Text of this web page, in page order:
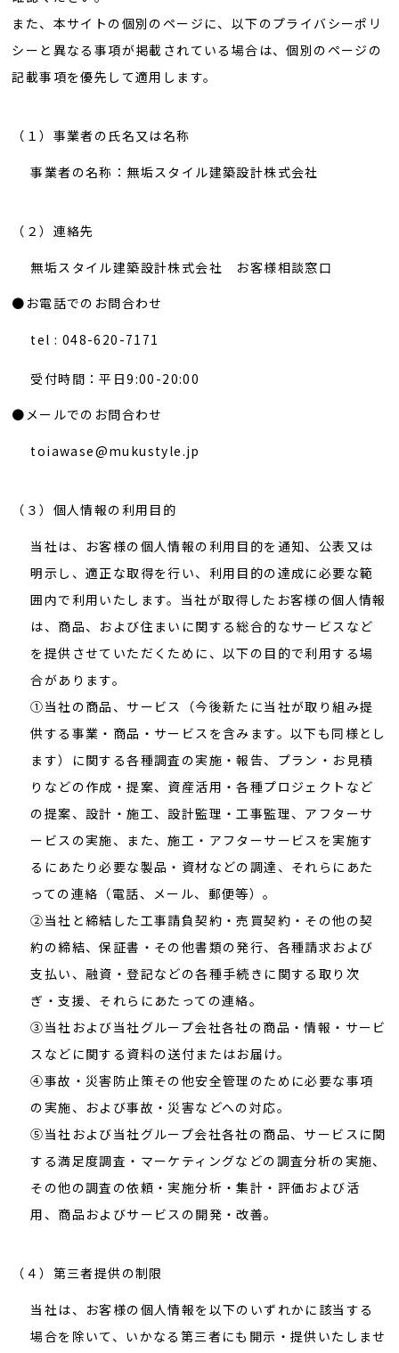
また、本サイトの個別のページに、以下のプライバシーポリ
シーと異なる事項が掲載されている場合は、個別のページの
記載事項を優先して適用します。
（１）事業者の氏名又は名称
事業者の名称：無垢スタイル建築設計株式会社
（２）連絡先
無垢スタイル建築設計株式会社 お客様相談窓口
●お電話でのお問合わせ
tel : 048-620-7171
受付時間：平日9:00-20:00
●メールでのお問合わせ
toiawase@mukustyle.jp
（３）個人情報の利用目的
当社は、お客様の個人情報の利用目的を通知、公表又は
明示し、適正な取得を行い、利用目的の達成に必要な範
囲内で利用いたします。当社が取得したお客様の個人情報
は、商品、および住まいに関する総合的なサービスなど
を提供させていただくために、以下の目的で利用する場
合があります。
①当社の商品、サービス（今後新たに当社が取り組み提
供する事業・商品・サービスを含みます。以下も同様とし
ます）に関する各種調査の実施・報告、プラン・お見積
りなどの作成・提案、資産活用・各種プロジェクトなど
の提案、設計・施工、設計監理・工事監理、アフターサ
ービスの実施、また、施工・アフターサービスを実施す
るにあたり必要な製品・資材などの調達、それらにあた
っての連絡（電話、メール、郵便等）。
②当社と締結した工事請負契約・売買契約・その他の契
約の締結、保証書・その他書類の発行、各種請求および
支払い、融資・登記などの各種手続きに関する取り次
ぎ・支援、それらにあたっての連絡。
③当社および当社グループ会社各社の商品・情報・サービ
スなどに関する資料の送付またはお届け。
④事故・災害防止策その他安全管理のために必要な事項
の実施、および事故・災害などへの対応。
⑤当社および当社グループ会社各社の商品、サービスに関
する満足度調査・マーケティングなどの調査分析の実施、
その他の調査の依頼・実施分析・集計・評価および活
用、商品およびサービスの開発・改善。
（４）第三者提供の制限
当社は、お客様の個人情報を以下のいずれかに該当する
場合を除いて、いかなる第三者にも開示・提供いたしませ